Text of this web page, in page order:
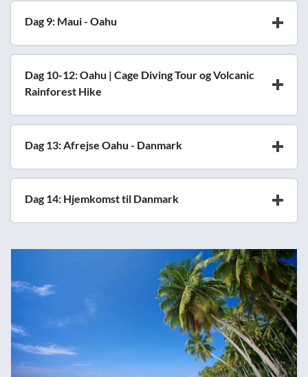
Dag 9: Maui - Oahu
Dag 10-12: Oahu | Cage Diving Tour og Volcanic
Rainforest Hike
Dag 13: Afrejse Oahu - Danmark
Dag 14: Hjemkomst til Danmark